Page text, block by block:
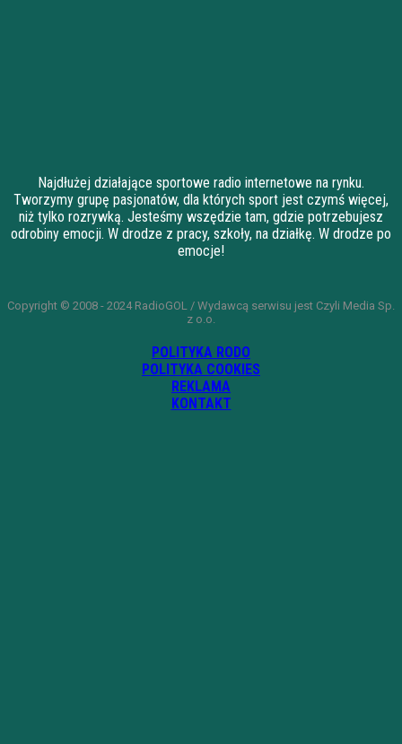
Najdłużej działające sportowe radio internetowe na rynku.
Tworzymy grupę pasjonatów, dla których sport jest czymś więcej,
niż tylko rozrywką. Jesteśmy wszędzie tam, gdzie potrzebujesz
odrobiny emocji. W drodze z pracy, szkoły, na działkę. W drodze po
emocje!
Copyright © 2008 - 2024 RadioGOL / Wydawcą serwisu jest Czyli Media Sp.
z o.o.
POLITYKA RODO
POLITYKA COOKIES
REKLAMA
KONTAKT